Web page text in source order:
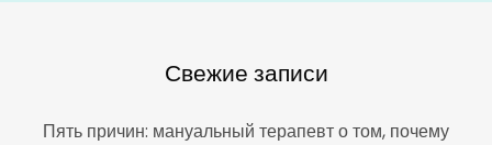
Свежие записи
Пять причин: мануальный терапевт о том, почему